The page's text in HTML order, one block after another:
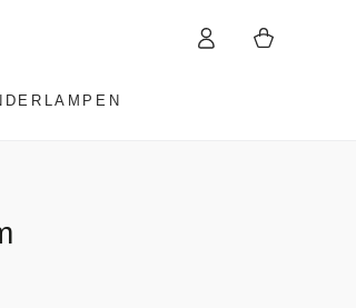
EinloggenWarenkorb